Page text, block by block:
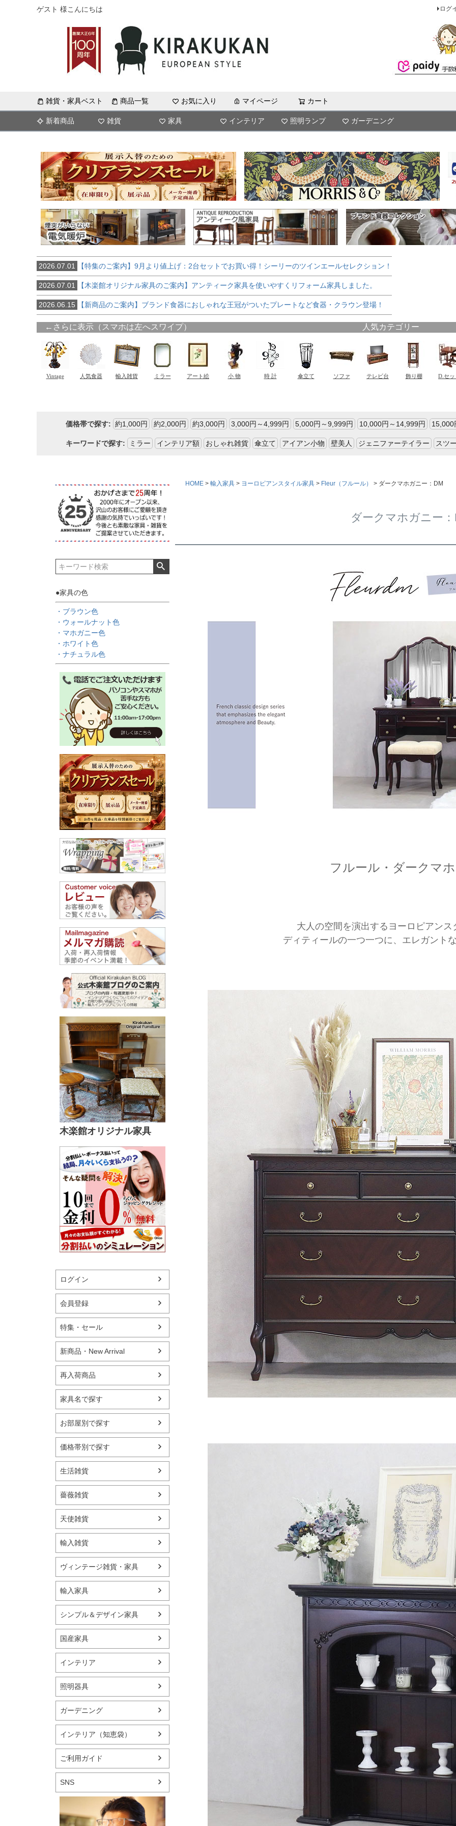
ゲスト 様こんにちは ログ
雑貨・家具ベスト 商品一覧 お気に入り マイページ カート
新着商品 雑貨 家具 インテリア 照明ランプ ガーデニング
2026.07.01 【特集のご案内】9月より値上げ：2台セットでお買い得！シーリーのツインエールセレクション！
2026.07.01 【木楽館オリジナル家具のご案内】アンティーク家具を使いやすくリフォーム家具しました。
2026.06.15 【新商品のご案内】ブランド食器におしゃれな王冠がついたプレートなど食器・クラウン登場！
価格帯で探す: 約1,000円 約2,000円 約3,000円 3,000円～4,999円 5,000円～9,999円 10,000円～14,999円 15,000
キーワードで探す: ミラー インテリア額 おしゃれ雑貨 傘立て アイアン小物 壁美人 ジェニファーテイラー スツ
●家具の色
・ブラウン色
・ウォールナット色
・マホガニー色
・ホワイト色
・ナチュラル色
木楽館オリジナル家具
ログイン
会員登録
特集・セール
新商品・New Arrival
再入荷商品
家具名で探す
お部屋別で探す
価格帯別で探す
生活雑貨
薔薇雑貨
天使雑貨
輸入雑貨
ヴィンテージ雑貨・家具
輸入家具
シンプル＆デザイン家具
国産家具
インテリア
照明器具
ガーデニング
インテリア（知恵袋）
ご利用ガイド
SNS
HOME 輸入家具 ヨーロピアンスタイル家具 Fleur（フルール） ダークマホガニー：DM
ダークマホガニー
フルール・ダークマ
大人の空間を演出するヨーロピアンス
ディティールの一つ一つに、エレガント